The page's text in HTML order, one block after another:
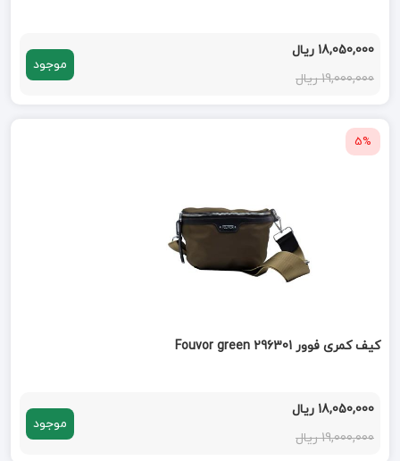
18,050,000 ریال
19,000,000 ریال
موجود
5%
کیف کمری فوور 296301 Fouvor green
18,050,000 ریال
19,000,000 ریال
موجود